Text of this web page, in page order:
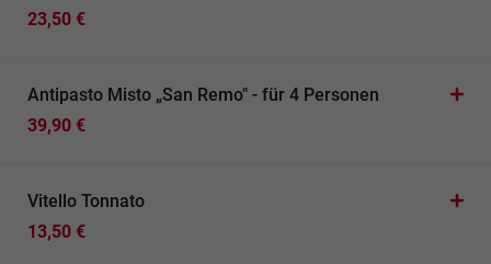
23,50 €
Antipasto Misto „San Remo" - für 4 Personen
39,90 €
Vitello Tonnato
13,50 €